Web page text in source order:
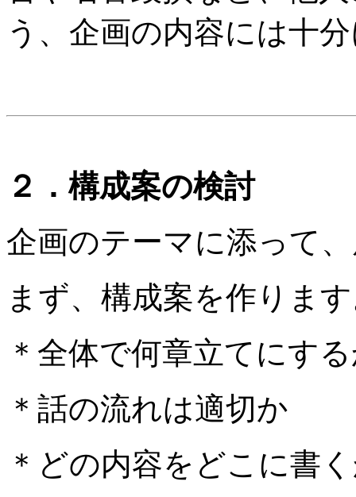
う、企画の内容には十
２．構成案の検討
企画のテーマに添って
まず、構成案を作りま
＊全体で何章立てにす
＊話の流れは適切か
＊どの内容をどこに書